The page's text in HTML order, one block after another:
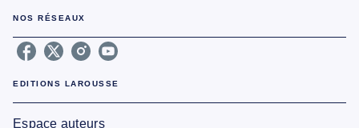
NOS RÉSEAUX
EDITIONS LAROUSSE
Espace auteurs